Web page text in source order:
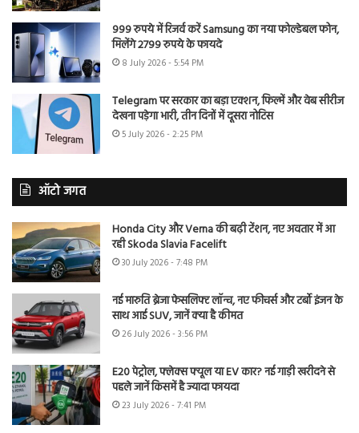
999 रुपये में रिजर्व करें Samsung का नया फोल्डेबल फोन,
मिलेंगे 2799 रुपये के फायदे
8 July 2026 - 5:54 PM
Telegram पर सरकार का बड़ा एक्शन, फिल्में और वेब सीरीज
देखना पड़ेगा भारी, तीन दिनों में दूसरा नोटिस
5 July 2026 - 2:25 PM
ऑटो जगत
Honda City और Verna की बढ़ी टेंशन, नए अवतार में आ
रही Skoda Slavia Facelift
30 July 2026 - 7:48 PM
नई मारुति ब्रेजा फेसलिफ्ट लॉन्च, नए फीचर्स और टर्बो इंजन के
साथ आई SUV, जानें क्या है कीमत
26 July 2026 - 3:56 PM
E20 पेट्रोल, फ्लेक्स फ्यूल या EV कार? नई गाड़ी खरीदने से
पहले जानें किसमें है ज्यादा फायदा
23 July 2026 - 7:41 PM